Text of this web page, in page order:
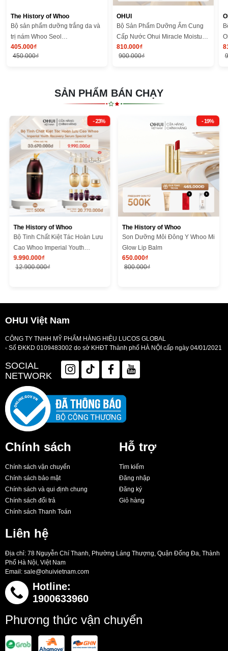
The History of Whoo
Bộ sản phẩm dưỡng trắng da và
trị nám Whoo Seol
GongJinHyang Mini 3pcs
405.000₫
450.000₫
OHUI
Bộ Sản Phẩm Dưỡng Ẩm Cung
Cấp Nước Ohui Miracle Moisture
Special Set 5pcs
810.000₫
900.000₫
3
SẢN PHẨM BÁN CHẠY
- 23%
The History of Whoo
Bộ Tinh Chất Kiệt Tác Hoàn Lưu
Cao Whoo Imperial Youth
Recovery Serum Special Set
9.990.000₫
12.900.000₫
- 19%
The History of Whoo
Son Dưỡng Môi Đông Y Whoo Mi
Glow Lip Balm
650.000₫
800.000₫
OHUI Việt Nam
CÔNG TY TNHH MỸ PHẨM HÀNG HIỆU LUCOS GLOBAL
- Số ĐKKD 0109483002 do sở KHĐT Thành phố HÀ NỘI cấp ngày 04/01/2021
SOCIAL
NETWORK
Chính sách
Chính sách vận chuyển
Chính sách bảo mật
Chính sách và qui định chung
Chính sách đổi trả
Chính sách Thanh Toán
Hỗ trợ
Tìm kiếm
Đăng nhập
Đăng ký
Giỏ hàng
Liên hệ
Địa chỉ: 78 Nguyễn Chí Thanh, Phường Láng Thượng, Quận Đống Đa, Thành
Phố Hà Nội, Việt Nam
Email: sale@ohuivietnam.com
Hotline:
1900633960
Phương thức vận chuyển